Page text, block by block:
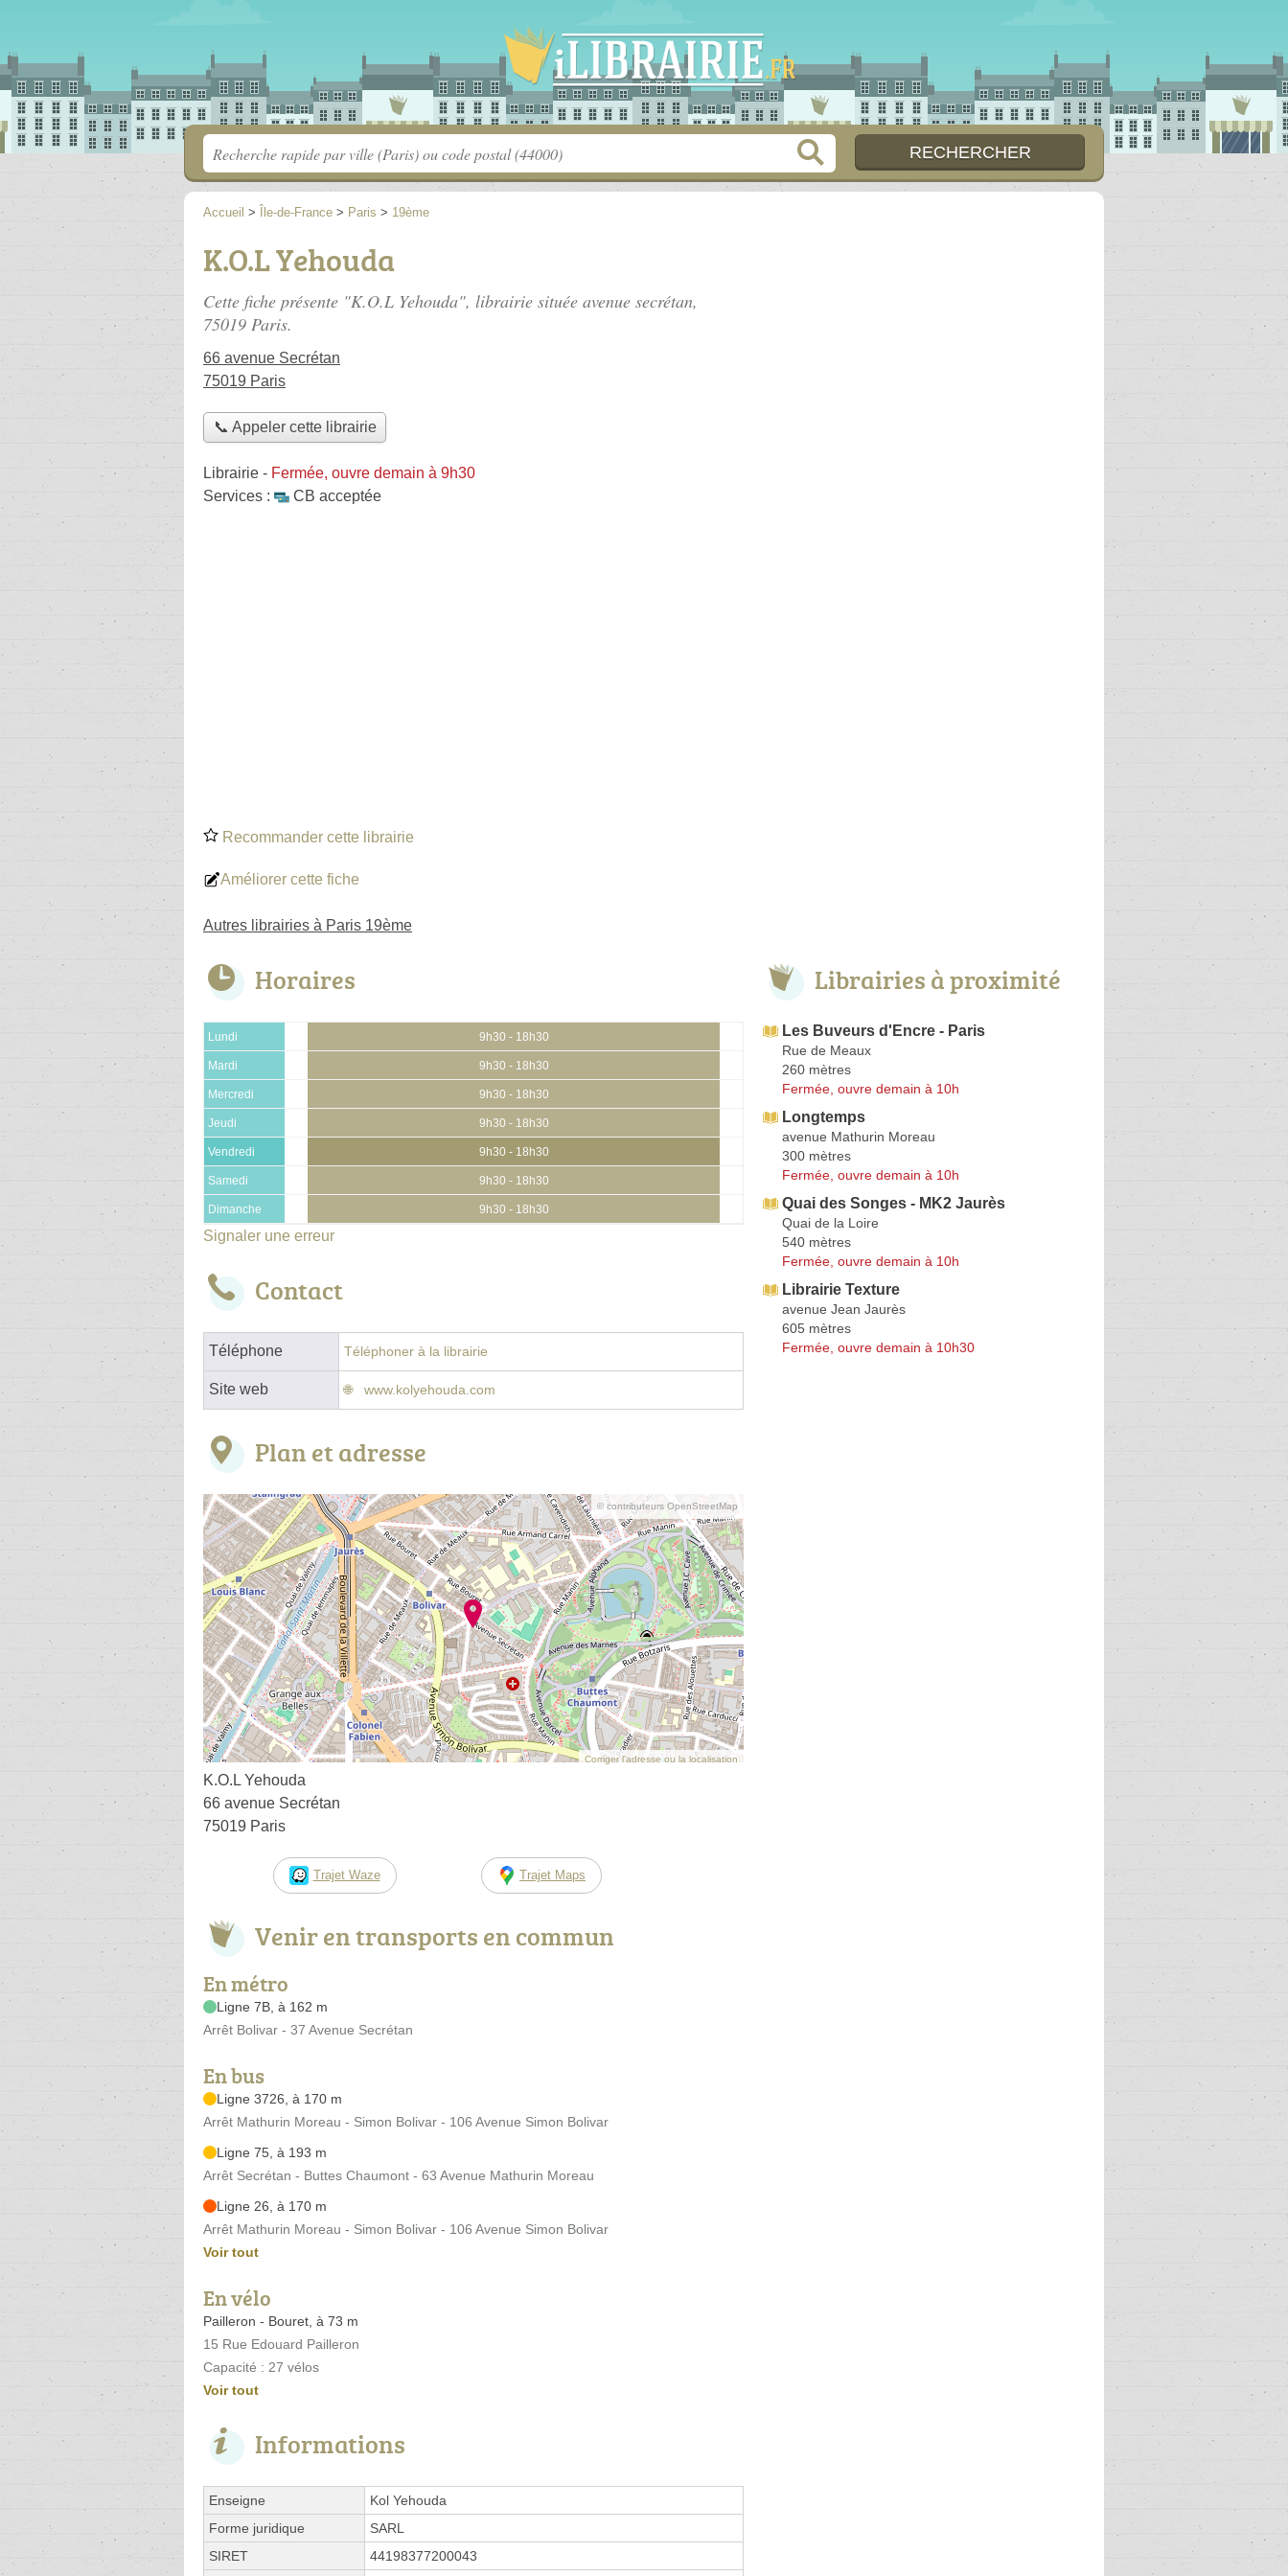
Accueil > Île-de-France > Paris > 19ème
K.O.L Yehouda
Cette fiche présente "K.O.L Yehouda", librairie située avenue secrétan,
75019 Paris.
66 avenue Secrétan
75019 Paris
📞 Appeler cette librairie
Librairie - Fermée, ouvre demain à 9h30
Services :
CB acceptée
Recommander cette librairie
Améliorer cette fiche
Autres librairies à Paris 19ème
Horaires
Lundi 9h30 - 18h30
Mardi 9h30 - 18h30
Mercredi 9h30 - 18h30
Jeudi 9h30 - 18h30
Vendredi 9h30 - 18h30
Samedi 9h30 - 18h30
Dimanche 9h30 - 18h30
Signaler une erreur
Contact
Téléphone Téléphoner à la librairie
Site web www.kolyehouda.com
Plan et adresse
© contributeurs OpenStreetMap
Corriger l’adresse ou la localisation
K.O.L Yehouda
66 avenue Secrétan
75019 Paris
Trajet Waze Trajet Maps
Venir en transports en commun
En métro
Ligne 7B, à 162 m
Arrêt Bolivar - 37 Avenue Secrétan
En bus
Ligne 3726, à 170 m
Arrêt Mathurin Moreau - Simon Bolivar - 106 Avenue Simon Bolivar
Ligne 75, à 193 m
Arrêt Secrétan - Buttes Chaumont - 63 Avenue Mathurin Moreau
Ligne 26, à 170 m
Arrêt Mathurin Moreau - Simon Bolivar - 106 Avenue Simon Bolivar
Voir tout
En vélo
Pailleron - Bouret, à 73 m
15 Rue Edouard Pailleron
Capacité : 27 vélos
Voir tout
Informations
Enseigne
Kol Yehouda
Forme juridique
SARL
SIRET
44198377200043
Librairies à proximité
Les Buveurs d'Encre - Paris
Rue de Meaux
260 mètres
Fermée, ouvre demain à 10h
Longtemps
avenue Mathurin Moreau
300 mètres
Fermée, ouvre demain à 10h
Quai des Songes - MK2 Jaurès
Quai de la Loire
540 mètres
Fermée, ouvre demain à 10h
Librairie Texture
avenue Jean Jaurès
605 mètres
Fermée, ouvre demain à 10h30